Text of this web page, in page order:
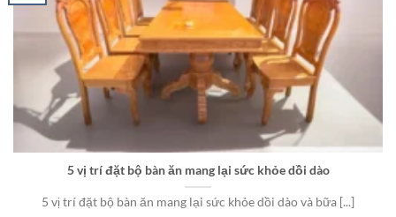
5 vị trí đặt bộ bàn ăn mang lại sức khỏe dồi dào
5 vị trí đặt bộ bàn ăn mang lại sức khỏe dồi dào và bữa [...]